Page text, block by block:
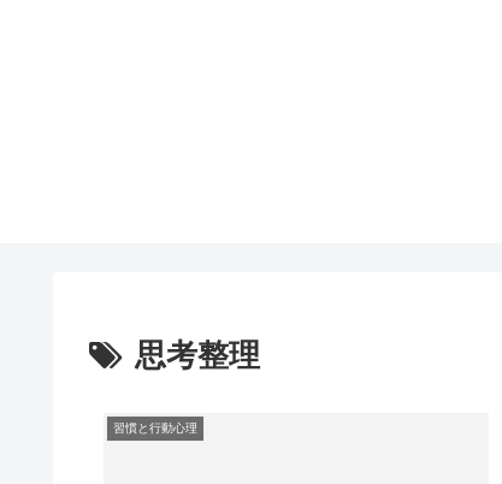
思考整理
習慣と行動心理